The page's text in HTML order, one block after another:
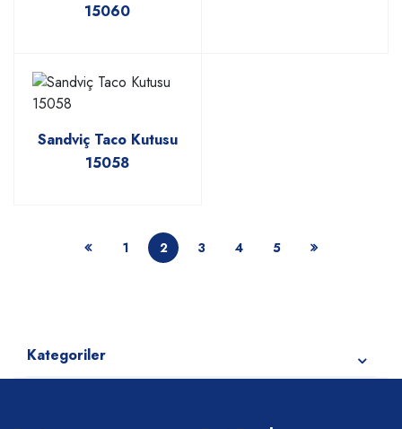
15060
Sandviç Taco Kutusu
15058
1 2 3 4 5
Kategoriler